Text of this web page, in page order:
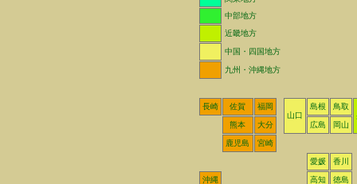
中部地方
近畿地方
中国・四国地方
九州・沖縄地方
長崎 佐賀
福岡
山口
島根
鳥取
熊本
大分 広島 岡山
鹿児島 宮崎
愛媛 香川
沖縄 高知 徳島